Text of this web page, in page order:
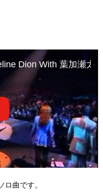
Dion With 葉加瀬太
曲です。